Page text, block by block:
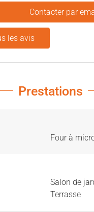
Contacter par
les avis
Prestations
Four à
Salon de
Terrasse